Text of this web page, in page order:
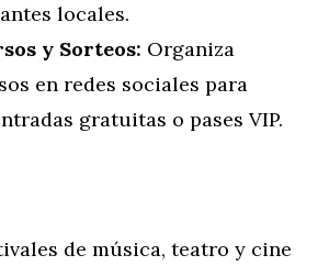
locales.
y Sorteos: Organiza
en redes sociales para
gratuitas o pases VIP.
de música, teatro y cine